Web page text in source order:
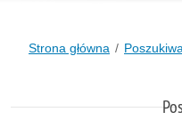
Strona główna